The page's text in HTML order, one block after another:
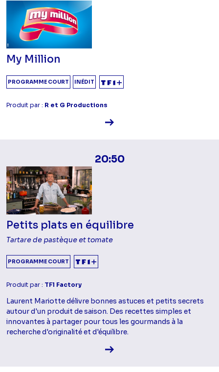
My Million
PROGRAMME COURT INÉDIT
Produit par : R et G Productions
Voir la fiche diffusion
20:50
Petits plats en équilibre
Tartare de pastèque et tomate
PROGRAMME COURT
Produit par : TF1 Factory
Laurent Mariotte délivre bonnes astuces et petits secrets
autour d'un produit de saison. Des recettes simples et
innovantes à partager pour tous les gourmands à la
recherche d'originalité et d'équilibre.
Voir la fiche diffusion